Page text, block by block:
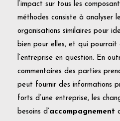
l’impact sur tous les
méthodes consiste à analyser
organisations similaires pour
bien pour elles, et qui
l’entreprise en question. En
commentaires des parties
peut fournir des informations
forts d’une entreprise, les
besoins d’ accompagnement